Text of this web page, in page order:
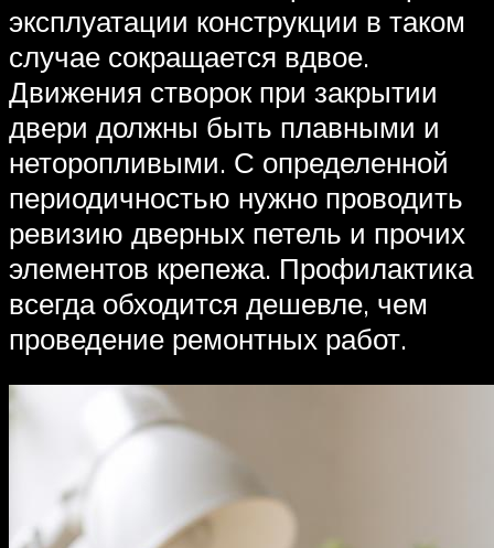
эксплуатации конструкции в таком
случае сокращается вдвое.
Движения створок при закрытии
двери должны быть плавными и
неторопливыми. С определенной
периодичностью нужно проводить
ревизию дверных петель и прочих
элементов крепежа. Профилактика
всегда обходится дешевле, чем
проведение ремонтных работ.